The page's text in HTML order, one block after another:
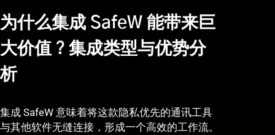
为什么集成 SafeW 能带来巨
大价值？集成类型与优势分
析
集成 SafeW 意味着将这款隐私优先的通讯工具
与其他软件无缝连接，形成一个高效的工作流。